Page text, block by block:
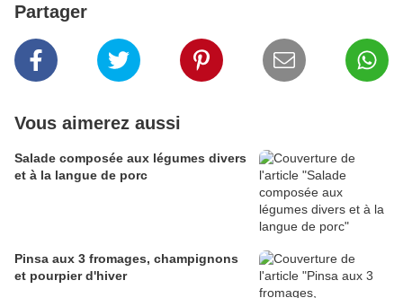
Partager
Vous aimerez aussi
Salade composée aux légumes divers
et à la langue de porc
Pinsa aux 3 fromages, champignons
et pourpier d'hiver